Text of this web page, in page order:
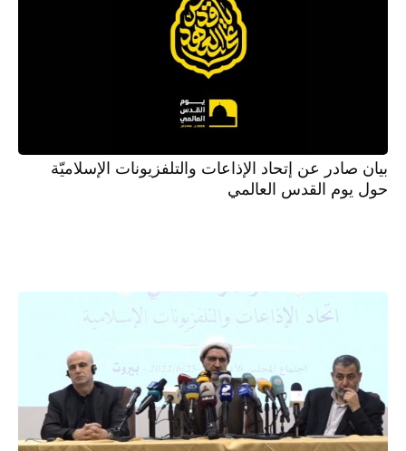
بيان صادر عن إتحاد الإذاعات والتلفزيونات الإسلاميّة
حول يوم القدس العالمي